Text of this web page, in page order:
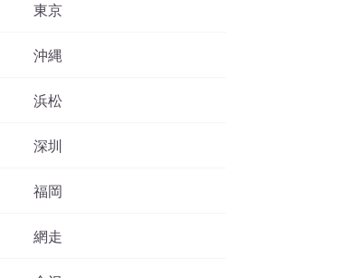
東京
沖縄
浜松
深圳
福岡
網走